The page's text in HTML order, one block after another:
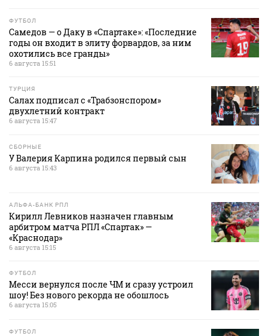
ФУТБОЛ
Самедов — о Даку в «Спартаке»: «Последние
годы он входит в элиту форвардов, за ним
охотились все гранды»
6 августа 15:51
ТУРЦИЯ
Салах подписал с «Трабзонспором»
двухлетний контракт
6 августа 15:47
СБОРНЫЕ
У Валерия Карпина родился первый сын
6 августа 15:43
АЛЬФА-БАНК РПЛ
Кирилл Левников назначен главным
арбитром матча РПЛ «Спартак» —
«Краснодар»
6 августа 15:15
ФУТБОЛ
Месси вернулся после ЧМ и сразу устроил
шоу! Без нового рекорда не обошлось
6 августа 15:05
ФУТБОЛ